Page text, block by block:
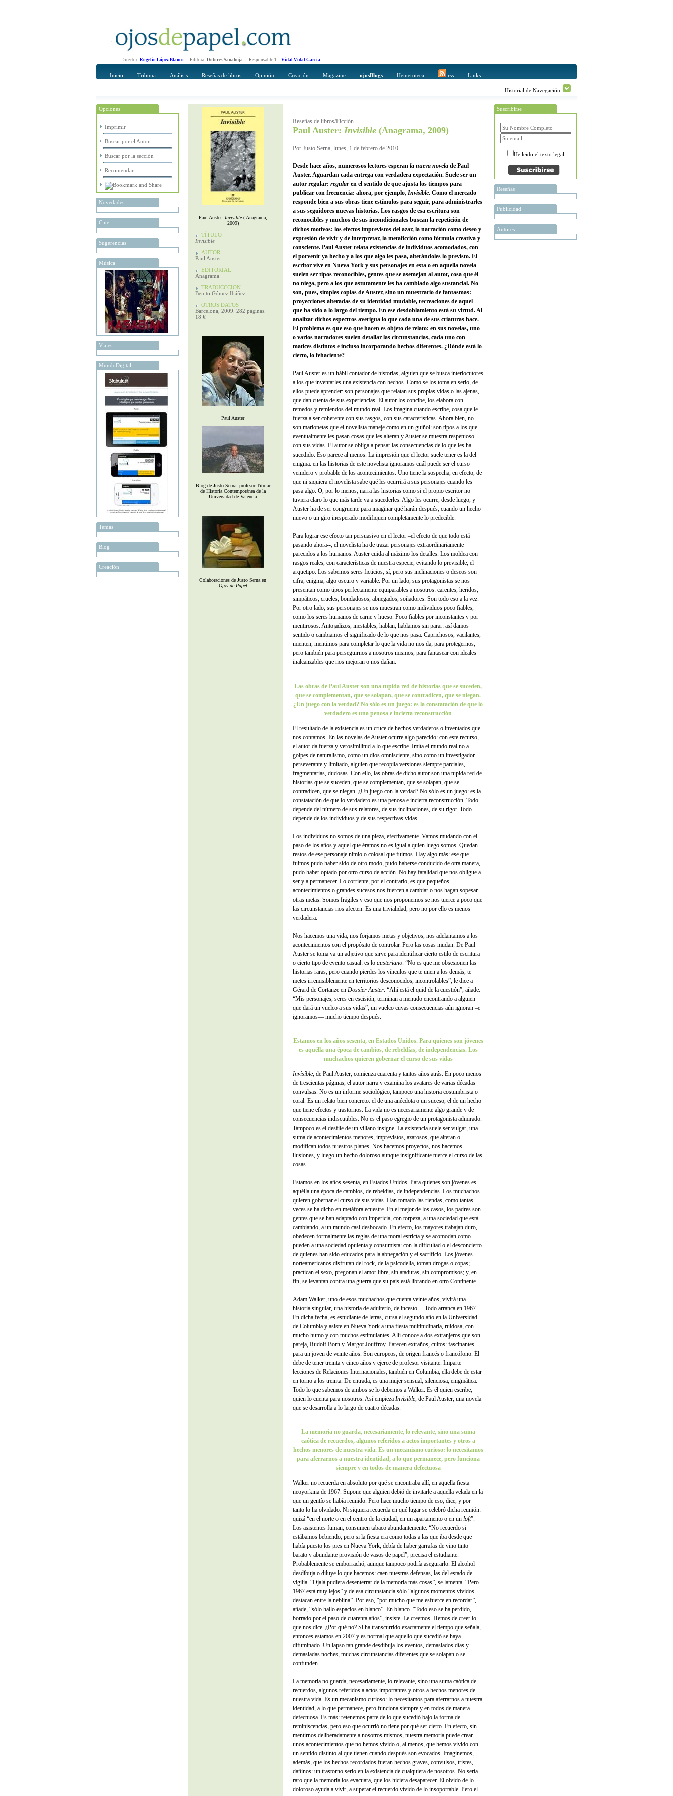
Director: Rogelio López Blanco Editora: Dolores Sanahuja Responsable TI: Vidal Vidal Garcia
Inicio Tribuna Análisis Reseñas de libros Opinión Creación Magazine ojosBlogs Hemeroteca rss Links
Historial de Navegación
Opciones
Imprimir
Buscar por el Autor
Buscar por la sección
Recomendar
Novedades
Cine
Sugerencias
Música
Viajes
MundoDigital
Temas
Blog
Creación
Recomendar
Su nombre Completo
Direccción de correo del destinatario
Paul Auster: Invisible( Anagrama,
2009)
TÍTULO
Invisible
AUTOR
Paul Auster
EDITORIAL
Anagrama
TRADUCCCION
Benito Gómez Ibáñez
OTROS DATOS
Barcelona, 2009. 282 páginas.
18 €
Paul Auster
Blog de Justo Serna, profesor Titular
de Historia Contemporánea de la
Universidad de Valencia
Colaboraciones de Justo Serna en
Ojos de Papel
Reseñas de libros/Ficción
Paul Auster: Invisible (Anagrama, 2009)
Por Justo Serna, lunes, 1 de febrero de 2010
Desde hace años, numerosos lectores esperan la nueva novela de Paul
Auster. Aguardan cada entrega con verdadera expectación. Suele ser un
autor regular: regular en el sentido de que ajusta los tiempos para
publicar con frecuencia: ahora, por ejemplo, Invisible. Como el mercado
responde bien a sus obras tiene estímulos para seguir, para administrarles
a sus seguidores nuevas historias. Los rasgos de esa escritura son
reconocibles y muchos de sus incondicionales buscan la repetición de
dichos motivos: los efectos imprevistos del azar, la narración como deseo y
expresión de vivir y de interpretar, la metaficción como fórmula creativa y
consciente. Paul Auster relata existencias de individuos acomodados, con
el porvenir ya hecho y a los que algo les pasa, alterándoles lo previsto. El
escritor vive en Nueva York y sus personajes en esta o en aquella novela
suelen ser tipos reconocibles, gentes que se asemejan al autor, cosa que él
no niega, pero a los que astutamente les ha cambiado algo sustancial. No
son, pues, simples copias de Auster, sino un muestrario de fantasmas:
proyecciones alteradas de su identidad mudable, recreaciones de aquel
que ha sido a lo largo del tiempo. En ese desdoblamiento está su virtud. Al
analizar dichos espectros averigua lo que cada una de sus criaturas hace.
El problema es que eso que hacen es objeto de relato: en sus novelas, uno
o varios narradores suelen detallar las circunstancias, cada uno con
matices distintos e incluso incorporando hechos diferentes. ¿Dónde está lo
cierto, lo fehaciente?
Paul Auster es un hábil contador de historias, alguien que se busca interlocutores
a los que inventarles una existencia con hechos. Como se los toma en serio, de
ellos puede aprender: son personajes que relatan sus propias vidas o las ajenas,
que dan cuenta de sus experiencias. El autor los concibe, los elabora con
remedos y remiendos del mundo real. Los imagina cuando escribe, cosa que le
fuerza a ser coherente con sus rasgos, con sus características. Ahora bien, no
son marionetas que el novelista maneje como en un guiñol: son tipos a los que
eventualmente les pasan cosas que les alteran y Auster se muestra respetuoso
con sus vidas. El autor se obliga a pensar las consecuencias de lo que les ha
sucedido. Eso parece al menos. La impresión que el lector suele tener es la del
enigma: en las historias de este novelista ignoramos cuál puede ser el curso
venidero y probable de los acontecimientos. Uno tiene la sospecha, en efecto, de
que ni siquiera el novelista sabe qué les ocurrirá a sus personajes cuando les
pasa algo. O, por lo menos, narra las historias como si el propio escritor no
tuviera claro lo que más tarde va a sucederles. Algo les ocurre, desde luego, y
Auster ha de ser congruente para imaginar qué harán después, cuando un hecho
nuevo o un giro inesperado modifiquen completamente lo predecible.
Para lograr ese efecto tan persuasivo en el lector –el efecto de que todo está
pasando ahora--, el novelista ha de trazar personajes extraordinariamente
parecidos a los humanos. Auster cuida al máximo los detalles. Los moldea con
rasgos reales, con características de nuestra especie, evitando lo previsible, el
arquetipo. Los sabemos seres ficticios, sí, pero sus inclinaciones o deseos son
cifra, enigma, algo oscuro y variable. Por un lado, sus protagonistas se nos
presentan como tipos perfectamente equiparables a nosotros: carentes, heridos,
simpáticos, crueles, bondadosos, abnegados, soñadores. Son todo eso a la vez.
Por otro lado, sus personajes se nos muestran como individuos poco fiables,
como los seres humanos de carne y hueso. Poco fiables por inconstantes y por
mentirosos. Antojadizos, inestables, hablan, hablamos sin parar: así damos
sentido o cambiamos el significado de lo que nos pasa. Caprichosos, vacilantes,
mienten, mentimos para completar lo que la vida no nos da; para protegernos,
pero también para perseguirnos a nosotros mismos, para fantasear con ideales
inalcanzables que nos mejoran o nos dañan.
Las obras de Paul Auster son una tupida red de historias que se suceden,
que se complementan, que se solapan, que se contradicen, que se niegan.
¿Un juego con la verdad? No sólo es un juego: es la constatación de que lo
verdadero es una penosa e incierta reconstrucción
El resultado de la existencia es un cruce de hechos verdaderos o inventados que
nos contamos. En las novelas de Auster ocurre algo parecido: con este recurso,
el autor da fuerza y verosimilitud a lo que escribe. Imita el mundo real no a
golpes de naturalismo, como un dios omnisciente, sino como un investigador
perseverante y limitado, alguien que recopila versiones siempre parciales,
fragmentarias, dudosas. Con ello, las obras de dicho autor son una tupida red de
historias que se suceden, que se complementan, que se solapan, que se
contradicen, que se niegan. ¿Un juego con la verdad? No sólo es un juego: es la
constatación de que lo verdadero es una penosa e incierta reconstrucción. Todo
depende del número de sus relatores, de sus inclinaciones, de su rigor. Todo
depende de los individuos y de sus respectivas vidas.
Los individuos no somos de una pieza, efectivamente. Vamos mudando con el
paso de los años y aquel que éramos no es igual a quien luego somos. Quedan
restos de ese personaje nimio o colosal que fuimos. Hay algo más: ese que
fuimos pudo haber sido de otro modo, pudo haberse conducido de otra manera,
pudo haber optado por otro curso de acción. No hay fatalidad que nos obligue a
ser y a permanecer. Lo corriente, por el contrario, es que pequeños
acontecimientos o grandes sucesos nos fuercen a cambiar o nos hagan sopesar
otras metas. Somos frágiles y eso que nos proponemos se nos tuerce a poco que
las circunstancias nos afecten. Es una trivialidad, pero no por ello es menos
verdadera.
Nos hacemos una vida, nos forjamos metas y objetivos, nos adelantamos a los
acontecimientos con el propósito de controlar. Pero las cosas mudan. De Paul
Auster se toma ya un adjetivo que sirve para identificar cierto estilo de escritura
o cierto tipo de evento casual: es lo austeriano. “No es que me obsesionen las
historias raras, pero cuando pierdes los vínculos que te unen a los demás, te
metes irremisiblemente en territorios desconocidos, incontrolables”, le dice a
Gérard de Cortanze en Dossier Auster. “Ahí está el quid de la cuestión”, añade.
“Mis personajes, seres en escisión, terminan a menudo encontrando a alguien
que dará un vuelco a sus vidas”, un vuelco cuyas consecuencias aún ignoran –e
ignoramos— mucho tiempo después.
Estamos en los años sesenta, en Estados Unidos. Para quienes son jóvenes
es aquélla una época de cambios, de rebeldías, de independencias. Los
muchachos quieren gobernar el curso de sus vidas
Invisible, de Paul Auster, comienza cuarenta y tantos años atrás. En poco menos
de trescientas páginas, el autor narra y examina los avatares de varias décadas
convulsas. No es un informe sociológico; tampoco una historia costumbrista o
coral. Es un relato bien concreto: el de una anécdota o un suceso, el de un hecho
que tiene efectos y trastornos. La vida no es necesariamente algo grande y de
consecuencias indiscutibles. No es el paso egregio de un protagonista admirado.
Tampoco es el desfile de un villano insigne. La existencia suele ser vulgar, una
suma de acontecimientos menores, imprevistos, azarosos, que alteran o
modifican todos nuestros planes. Nos hacemos proyectos, nos hacemos
ilusiones, y luego un hecho doloroso aunque insignificante tuerce el curso de las
cosas.
Estamos en los años sesenta, en Estados Unidos. Para quienes son jóvenes es
aquélla una época de cambios, de rebeldías, de independencias. Los muchachos
quieren gobernar el curso de sus vidas. Han tomado las riendas, como tantas
veces se ha dicho en metáfora ecuestre. En el mejor de los casos, los padres son
gentes que se han adaptado con impericia, con torpeza, a una sociedad que está
cambiando, a un mundo casi desbocado. En efecto, los mayores trabajan duro,
obedecen formalmente las reglas de una moral estricta y se acomodan como
pueden a una sociedad opulenta y consumista: con la dificultad o el desconcierto
de quienes han sido educados para la abnegación y el sacrificio. Los jóvenes
norteamericanos disfrutan del rock, de la psicodelia, toman drogas o copas;
practican el sexo, pregonan el amor libre, sin ataduras, sin compromisos; y, en
fin, se levantan contra una guerra que su país está librando en otro Continente.
Adam Walker, uno de esos muchachos que cuenta veinte años, vivirá una
historia singular, una historia de adulterio, de incesto… Todo arranca en 1967.
En dicha fecha, es estudiante de letras, cursa el segundo año en la Universidad
de Columbia y asiste en Nueva York a una fiesta multitudinaria, ruidosa, con
mucho humo y con muchos estimulantes. Allí conoce a dos extranjeros que son
pareja, Rudolf Born y Margot Jouffroy. Parecen extraños, cultos: fascinantes
para un joven de veinte años. Son europeos, de origen francés o francófono. Él
debe de tener treinta y cinco años y ejerce de profesor visitante. Imparte
lecciones de Relaciones Internacionales, también en Columbia; ella debe de estar
en torno a los treinta. De entrada, es una mujer sensual, silenciosa, enigmática.
Todo lo que sabemos de ambos se lo debemos a Walker. Es él quien escribe,
quien lo cuenta para nosotros. Así empieza Invisible, de Paul Auster, una novela
que se desarrolla a lo largo de cuatro décadas.
La memoria no guarda, necesariamente, lo relevante, sino una suma
caótica de recuerdos, algunos referidos a actos importantes y otros a
hechos menores de nuestra vida. Es un mecanismo curioso: lo necesitamos
para aferrarnos a nuestra identidad, a lo que permanece, pero funciona
siempre y en todos de manera defectuosa
Walker no recuerda en absoluto por qué se encontraba allí, en aquella fiesta
neoyorkina de 1967. Supone que alguien debió de invitarle a aquella velada en la
que un gentío se había reunido. Pero hace mucho tiempo de eso, dice, y por
tanto lo ha olvidado. Ni siquiera recuerda en qué lugar se celebró dicha reunión:
quizá “en el norte o en el centro de la ciudad, en un apartamento o en un loft”.
Los asistentes fuman, consumen tabaco abundantemente. “No recuerdo si
estábamos bebiendo, pero si la fiesta era como todas a las que iba desde que
había puesto los pies en Nueva York, debía de haber garrafas de vino tinto
barato y abundante provisión de vasos de papel”, precisa el estudiante.
Probablemente se emborrachó, aunque tampoco podría asegurarlo. El alcohol
desdibuja o diluye lo que hacemos: caen nuestras defensas, las del estado de
vigilia. “Ojalá pudiera desenterrar de la memoria más cosas”, se lamenta. “Pero
1967 está muy lejos” y de esa circunstancia sólo “algunos momentos vívidos
destacan entre la neblina”. Por eso, “por mucho que me esfuerce en recordar”,
añade, “sólo hallo espacios en blanco”. En blanco. “Todo eso se ha perdido,
borrado por el paso de cuarenta años”, insiste. Le creemos. Hemos de creer lo
que nos dice. ¿Por qué no? Si ha transcurrido exactamente el tiempo que señala,
entonces estamos en 2007 y es normal que aquello que sucedió se haya
difuminado. Un lapso tan grande desdibuja los eventos, demasiados días y
demasiadas noches, muchas circunstancias diferentes que se solapan o se
confunden.
La memoria no guarda, necesariamente, lo relevante, sino una suma caótica de
recuerdos, algunos referidos a actos importantes y otros a hechos menores de
nuestra vida. Es un mecanismo curioso: lo necesitamos para aferrarnos a nuestra
identidad, a lo que permanece, pero funciona siempre y en todos de manera
defectuosa. Es más: retenemos parte de lo que sucedió bajo la forma de
reminiscencias, pero eso que ocurrió no tiene por qué ser cierto. En efecto, sin
mentirnos deliberadamente a nosotros mismos, nuestra memoria puede crear
unos acontecimientos que no hemos vivido o, al menos, que hemos vivido con
un sentido distinto al que tienen cuando después son evocados. Imaginemos,
además, que los hechos recordados fueran hechos graves, convulsos, tristes,
dañinos: un trastorno serio en la existencia de cualquiera de nosotros. No sería
raro que la memoria los evacuara, que los hiciera desaparecer. El olvido de lo
doloroso ayuda a vivir, a superar el recuerdo vívido de lo insoportable. Pero el
Suscribirse
He leido el texto legal
Reseñas
Publicidad
Autores